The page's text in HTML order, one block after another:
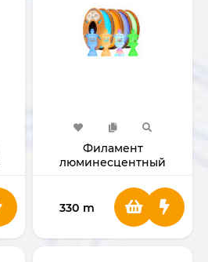
Филамент
люминесцентный
принтера 1.75мм 1 Кг
330 m